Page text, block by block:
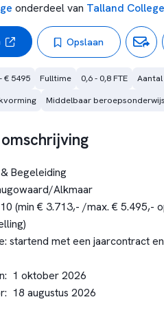
onderdeel van Talland College
Opslaan
€ 5495 Fulltime 0,6 - 0,8 FTE Aantal
Middelbaar beroepsonderwijs
Begeleiding
Alkmaar
10 (min € 3.713,- /max. € 5.495,-
startend met een jaarcontract
1 oktober 2026
18 augustus 2026